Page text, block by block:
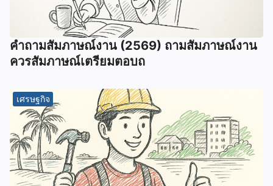
คําถามสัมภาษณ์งาน (2569) ถามสัมภาษณ์งาน
ควรสัมภาษณ์เตรียมตอบถ
เศรษฐกิจ